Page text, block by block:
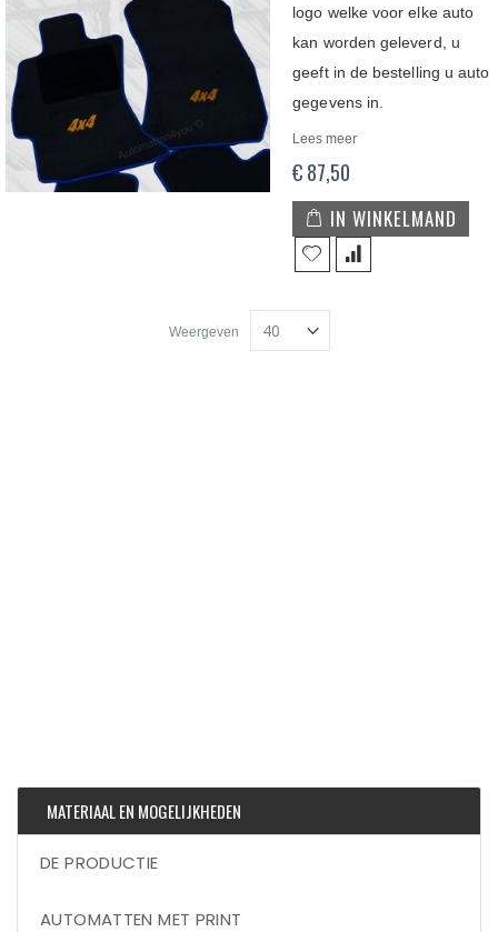
logo welke voor elke auto
kan worden geleverd, u
geeft in de bestelling u auto
gegevens in.
Lees meer
€ 87,50
IN WINKELMAND
Weergeven
MATERIAAL EN MOGELIJKHEDEN
DE PRODUCTIE
AUTOMATTEN MET PRINT